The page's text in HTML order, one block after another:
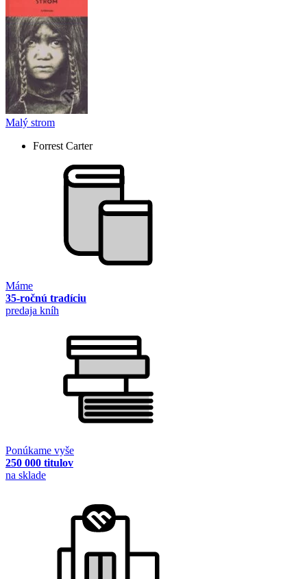
Malý strom
Forrest Carter
Máme
35-ročnú tradíciu
predaja kníh
Ponúkame vyše
250 000 titulov
na sklade